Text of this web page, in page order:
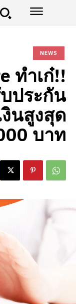
NEWS
ทำเก๋!!
ประกัน
นสูงสุด
บาท